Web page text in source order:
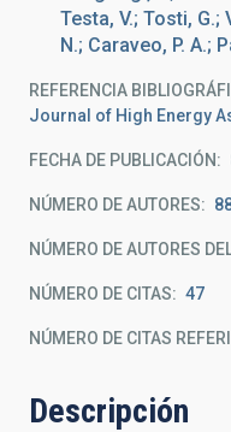
Testa, V.; Tosti,
N.; Caraveo, P. A.;
REFERENCIA
Journal of High Energy
FECHA DE PUBLICACIÓN:
NÚMERO DE AUTORES
NÚMERO DE AUTORES
NÚMERO DE CITAS 47
NÚMERO DE CITAS
Descripción